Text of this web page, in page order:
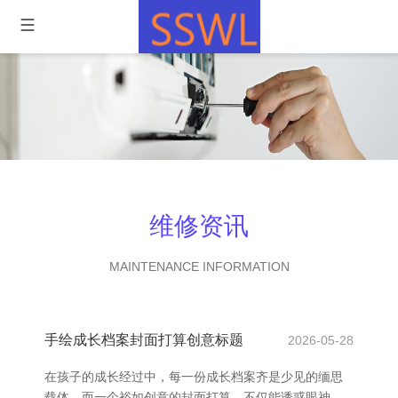
维修资讯
MAINTENANCE INFORMATION
手绘成长档案封面打算创意标题 2026-05-28
在孩子的成长经过中，每一份成长档案齐是少见的缅思